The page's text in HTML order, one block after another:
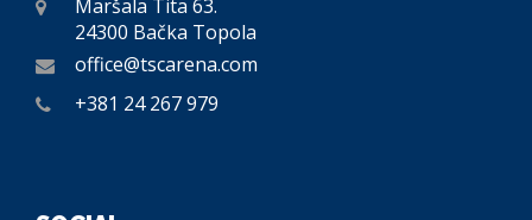
Maršala Tita 63.
24300 Bačka Topola
office@tscarena.com
+381 24 267 979